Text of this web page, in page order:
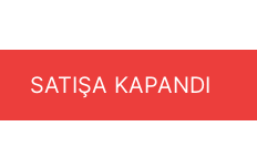
SATIŞA KAPANDI